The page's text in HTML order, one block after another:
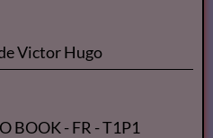
Victor Hugo
BOOK - FR - T1P1